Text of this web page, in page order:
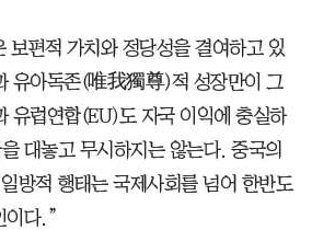
보편적 가치와 정당성을 결여하고 있
유아독존(唯我獨尊)적 성장만이 그
유럽연합(EU)도 자국 이익에 충실하
대놓고 무시하지는 않는다. 중국의
방적 행태는 국제사회를 넘어 한반도
이다.”